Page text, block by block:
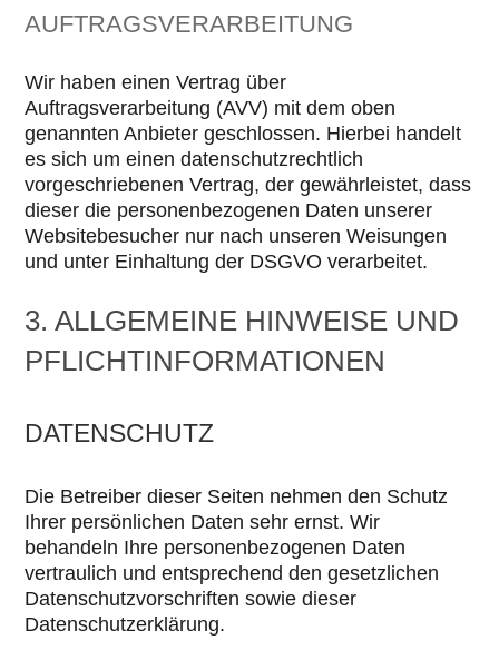
AUFTRAGSVERARBEITUNG
Wir haben einen Vertrag über
Auftragsverarbeitung (AVV) mit dem oben
genannten Anbieter geschlossen. Hierbei handelt
es sich um einen datenschutzrechtlich
vorgeschriebenen Vertrag, der gewährleistet, dass
dieser die personenbezogenen Daten unserer
Websitebesucher nur nach unseren Weisungen
und unter Einhaltung der DSGVO verarbeitet.
3. ALLGEMEINE HINWEISE UND
PFLICHT­INFORMATIONEN
DATENSCHUTZ
Die Betreiber dieser Seiten nehmen den Schutz
Ihrer persönlichen Daten sehr ernst. Wir
behandeln Ihre personenbezogenen Daten
vertraulich und entsprechend den gesetzlichen
Datenschutzvorschriften sowie dieser
Datenschutzerklärung.